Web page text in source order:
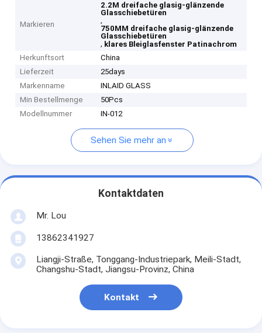
Markieren
2.2M dreifache glasig-glänzende
Glasschiebetüren
,
750MM dreifache glasig-glänzende
Glasschiebetüren
, klares Bleiglasfenster Patinachrom
Herkunftsort
China
Lieferzeit
25days
Markenname
INLAID GLASS
Min Bestellmenge
50Pcs
Modellnummer
IN-012
Sehen Sie mehr an
Kontaktdaten
Mr. Lou
13862341927
Liangji-Straße, Tonggang-Industriepark, Meili-Stadt,
Changshu-Stadt, Jiangsu-Provinz, China
Kontakt